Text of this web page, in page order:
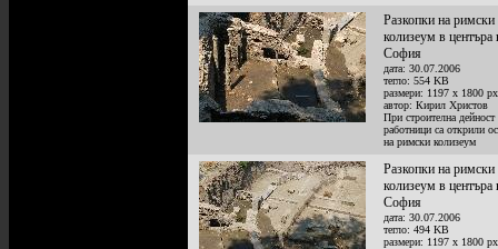
Разкопки на римски
колизеум в центъра
София
дата: 30.07.2006
тегло: 554 KB
размери: 1197 x 1800
автор: Кирил Христов
При строителна дейност
работници са открили
на римски колизеум
Разкопки на римски
колизеум в центъра
София
дата: 30.07.2006
тегло: 494 KB
размери: 1197 x 1800